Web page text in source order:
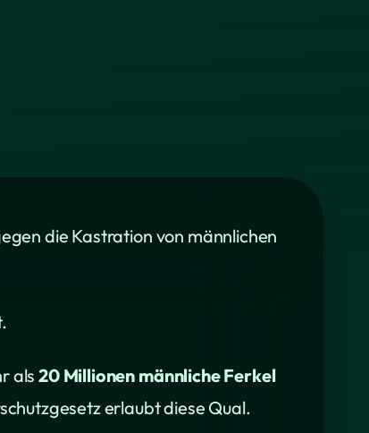
die Kastration von männlichen
als20 Millionen männliche Ferkel
erlaubt diese Qual.